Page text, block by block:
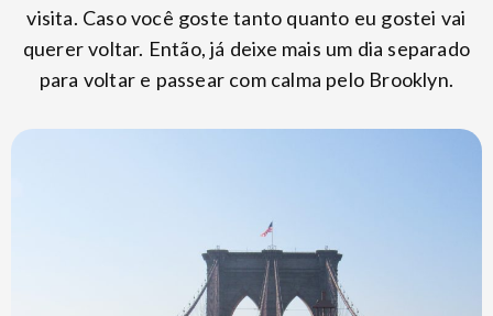
visita. Caso você goste tanto quanto eu gostei vai
querer voltar. Então, já deixe mais um dia separado
para voltar e passear com calma pelo Brooklyn.